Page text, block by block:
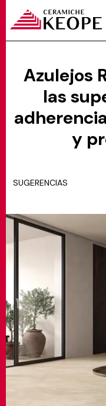
PROYECTOS
MATCH APP
BUSCAR
Azulejos
las
y
SUGERENCIAS